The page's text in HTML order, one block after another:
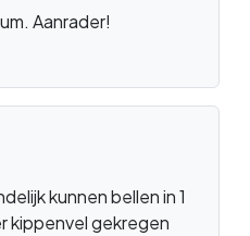
Aanrader!
kunnen bellen in 1
kippenvel gekregen